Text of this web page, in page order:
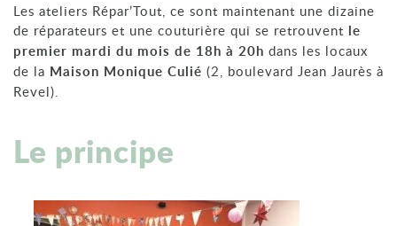
Les ateliers Répar’Tout, ce sont maintenant une dizaine
de réparateurs et une couturière qui se retrouvent le
premier mardi du mois de 18h à 20h dans les locaux
de la Maison Monique Culié (2, boulevard Jean Jaurès à
Revel).
Le principe